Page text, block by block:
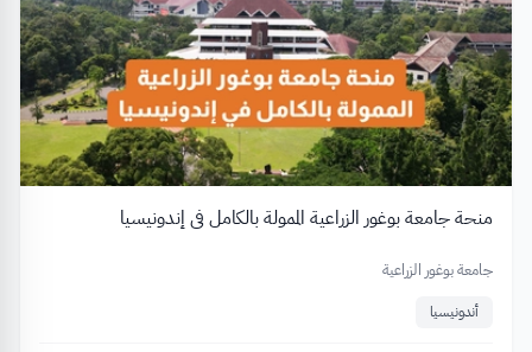
منحة جامعة بوغور الزراعية الممولة بالكامل في إندونيسيا
جامعة بوغور الزراعية
أندونيسيا